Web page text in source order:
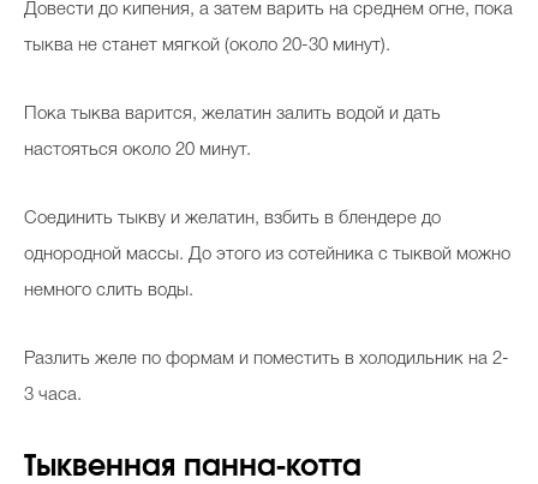
Довести до кипения, а затем варить на среднем огне, пока
тыква не станет мягкой (около 20-30 минут).
Пока тыква варится, желатин залить водой и дать
настояться около 20 минут.
Соединить тыкву и желатин, взбить в блендере до
однородной массы. До этого из сотейника с тыквой можно
немного слить воды.
Разлить желе по формам и поместить в холодильник на 2-
3 часа.
Тыквенная панна-котта